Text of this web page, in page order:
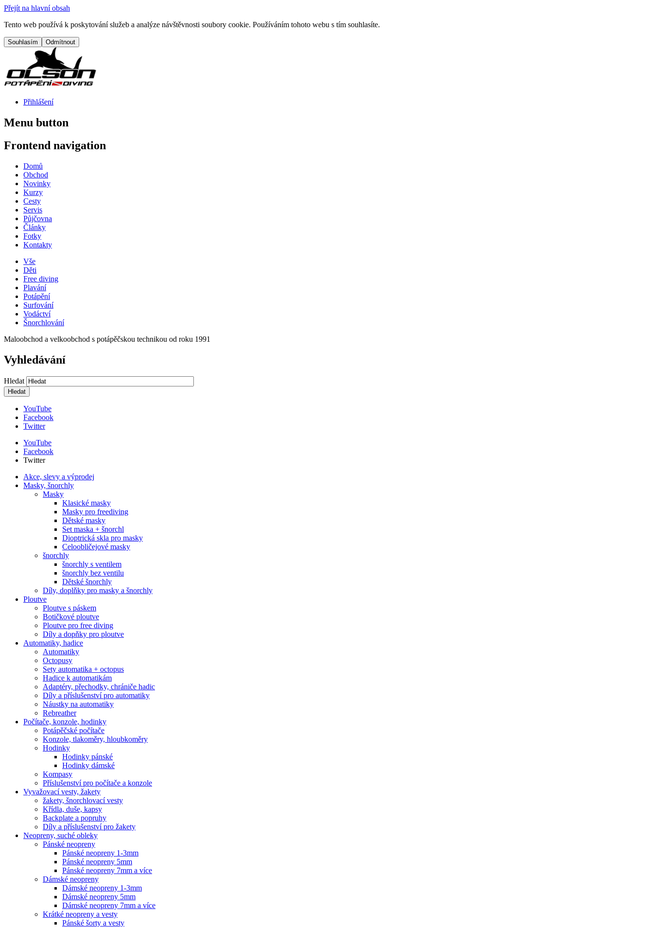
Přejít na hlavní obsah
Tento web používá k poskytování služeb a analýze návštěvnosti soubory cookie. Používáním tohoto webu s tím souhlasíte.
Přihlášení
Menu button
Frontend navigation
Domů
Obchod
Novinky
Kurzy
Cesty
Servis
Půjčovna
Články
Fotky
Kontakty
Vše
Děti
Free diving
Plavání
Potápění
Surfování
Vodáctví
Šnorchlování
Maloobchod a velkoobchod s potápěčskou technikou od roku 1991
Vyhledávání
Hledat
YouTube
Facebook
Twitter
YouTube
Facebook
Twitter
Akce, slevy a výprodej
Masky, šnorchly
Masky
Klasické masky
Masky pro freediving
Dětské masky
Set maska + šnorchl
Dioptrická skla pro masky
Celoobličejové masky
šnorchly
šnorchly s ventilem
šnorchly bez ventilu
Dětské šnorchly
Díly, doplňky pro masky a šnorchly
Ploutve
Ploutve s páskem
Botičkové ploutve
Ploutve pro free diving
Díly a dopňky pro ploutve
Automatiky, hadice
Automatiky
Octopusy
Sety automatika + octopus
Hadice k automatikám
Adaptéry, přechodky, chrániče hadic
Díly a příslušenství pro automatiky
Náustky na automatiky
Rebreather
Počítače, konzole, hodinky
Potápěčské počítače
Konzole, tlakoměry, hloubkoměry
Hodinky
Hodinky pánské
Hodinky dámské
Kompasy
Příslušenství pro počítače a konzole
Vyvažovací vesty, žakety
žakety, šnorchlovací vesty
Křídla, duše, kapsy
Backplate a popruhy
Díly a příslušenství pro žakety
Neopreny, suché obleky
Pánské neopreny
Pánské neopreny 1-3mm
Pánské neopreny 5mm
Pánské neopreny 7mm a více
Dámské neopreny
Dámské neopreny 1-3mm
Dámské neopreny 5mm
Dámské neopreny 7mm a více
Krátké neopreny a vesty
Pánské šorty a vesty